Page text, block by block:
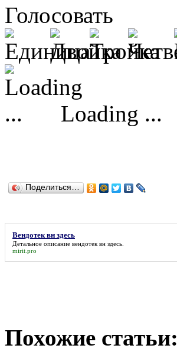
Голосовать
Loading ...
Поделиться…
Вендотек вн здесь
Детальное описание вендотек вн здесь
mirit.pro
Похожие статьи: